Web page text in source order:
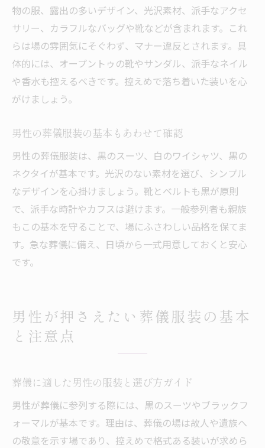
物の服、露出の多いデザイン、光沢素材、派手なアクセ
サリー、カラフルなバッグや靴などが含まれます。これ
らは場の雰囲気にそぐわず、マナー違反とされます。具
体的には、オープントゥの靴やサンダル、派手なネイル
や香水も控えるべきです。控えめで落ち着いた装いを心
がけましょう。
男性の葬儀服装の基本もあわせて確認
男性の葬儀服装は、黒のスーツ、白のワイシャツ、黒の
ネクタイが基本です。光沢のない素材を選び、シンプル
なデザインを心掛けましょう。靴とベルトも黒が原則
で、派手な時計やカフスは避けます。一般参列者も親族
もこの基本を守ることで、場にふさわしい品格を保てま
す。急な葬儀に備え、日頃から一式用意しておくと安心
です。
男性が押さえたい葬儀服装の基本
と注意点
葬儀に適した男性の服装と選び方ガイド
男性が葬儀に参列する際には、黒のスーツやブラックフ
ォーマルが基本です。理由は、葬儀の場は故人や遺族へ
の敬意を示す場であり、控えめで格式ある装いが求めら